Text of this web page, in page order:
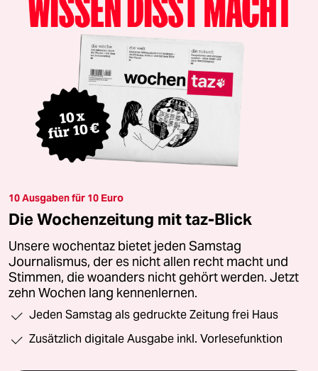
10 Ausgaben für 10 Euro
Die Wochenzeitung mit taz-Blick
Unsere wochentaz bietet jeden Samstag
Journalismus, der es nicht allen recht macht und
Stimmen, die woanders nicht gehört werden. Jetzt
zehn Wochen lang kennenlernen.
Jeden Samstag als gedruckte Zeitung frei Haus
Zusätzlich digitale Ausgabe inkl. Vorlesefunktion